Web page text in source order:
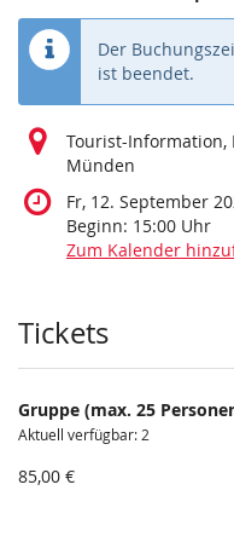
Der
ist beendet.
Tourist-Information,
Münden
Fr, 12. September
Beginn: 15:00 Uhr
Zum Kalender
Produkte
Tickets
Gruppe (max. 25
Aktuell verfügbar: 2
85,00 €